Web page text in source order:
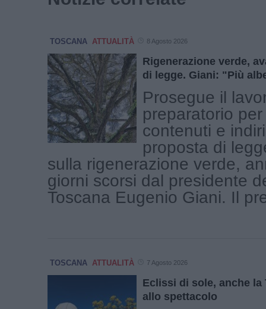
TOSCANA ATTUALITÀ 8 Agosto 2026
Rigenerazione verde,
di legge. Giani: "Più
Prosegue il
preparatorio
contenuti e
proposta di
sulla rigenerazione verde,
giorni scorsi dal presidente
Toscana Eugenio Giani. Il
TOSCANA ATTUALITÀ 7 Agosto 2026
Eclissi di sole, anche la
allo spettacolo